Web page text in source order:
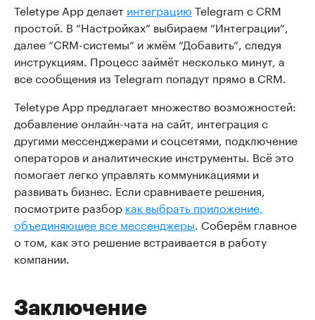
Teletype App делает интеграцию Telegram с CRM
простой. В “Настройках” выбираем “Интеграции”,
далее “CRM-системы” и жмём “Добавить”, следуя
инструкциям. Процесс займёт несколько минут, а
все сообщения из Telegram попадут прямо в CRM.
Teletype App предлагает множество возможностей:
добавление онлайн-чата на сайт, интеграция с
другими мессенджерами и соцсетями, подключение
операторов и аналитические инструменты. Всё это
помогает легко управлять коммуникациями и
развивать бизнес. Если сравниваете решения,
посмотрите разбор как выбрать приложение,
объединяющее все мессенджеры. Соберём главное
о том, как это решение встраивается в работу
компании.
Заключение